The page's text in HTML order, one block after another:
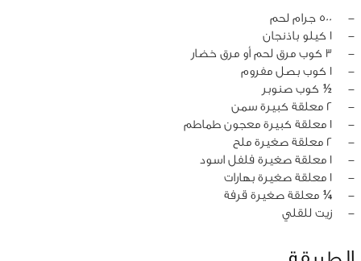
‏-
500 جرام لحم
‏-
1 كيلو باذنجان
‏-
3 كوب مرق لحم أو مرق خضار
‏-
1 كوب بصل مفروم
‏-
½ كوب صنوبر
‏-
2 معلقة كبيرة سمن
‏-
1 معلقة كبيرة معجون طماطم
‏-
2 معلقة صغيرة ملح
‏-
1 معلقة صغيرة فلفل اسود
‏-
1 معلقة صغيرة بهارات
‏-
¼ معلقة صغيرة قرفة
‏-
زيت للقلي